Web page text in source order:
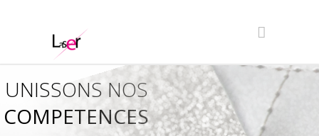
COMPETENCES
UNISSONS NOS